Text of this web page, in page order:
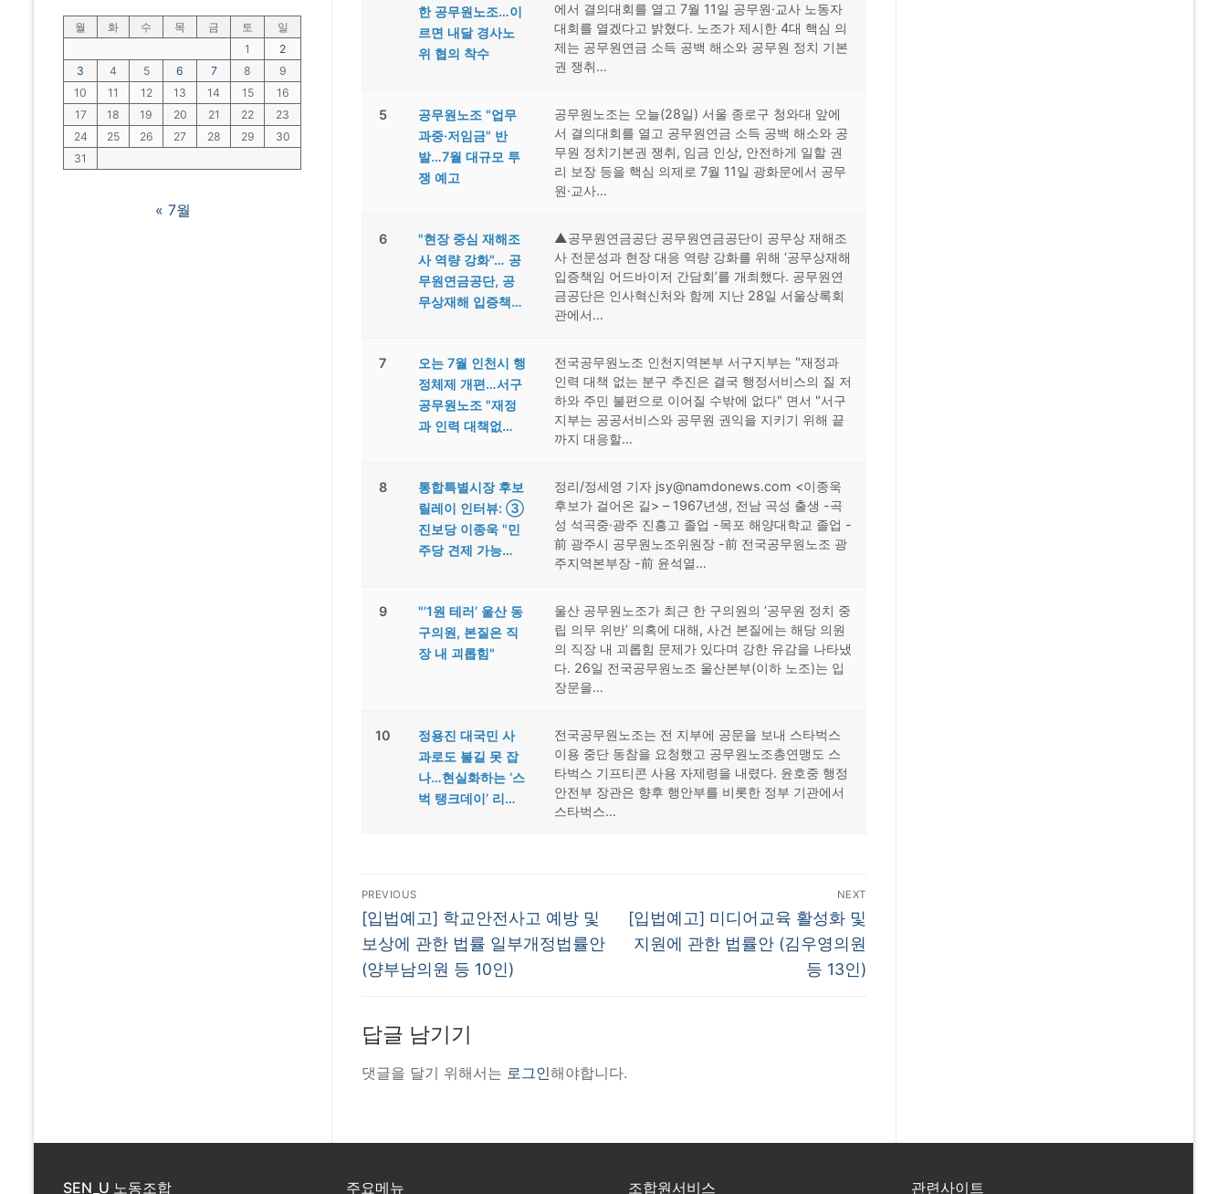
한 공무원노조…이
르면 내달 경사노
위 협의 착수
에서 결의대회를 열고 7월 11일 공무원·교사 노동자
대회를 열겠다고 밝혔다. 노조가 제시한 4대 핵심 의
제는 공무원연금 소득 공백 해소와 공무원 정치 기본
권 쟁취…
5
공무원노조 "업무
과중·저임금" 반
발…7월 대규모 투
쟁 예고
공무원노조는 오늘(28일) 서울 종로구 청와대 앞에
서 결의대회를 열고 공무원연금 소득 공백 해소와 공
무원 정치기본권 쟁취, 임금 인상, 안전하게 일할 권
리 보장 등을 핵심 의제로 7월 11일 광화문에서 공무
원·교사…
6
"현장 중심 재해조
사 역량 강화"… 공
무원연금공단, 공
무상재해 입증책…
▲공무원연금공단 공무원연금공단이 공무상 재해조
사 전문성과 현장 대응 역량 강화를 위해 ‘공무상재해
입증책임 어드바이저 간담회’를 개최했다. 공무원연
금공단은 인사혁신처와 함께 지난 28일 서울상록회
관에서…
7
오는 7월 인천시 행
정체제 개편…서구
공무원노조 "재정
과 인력 대책없…
전국공무원노조 인천지역본부 서구지부는 "재정과
인력 대책 없는 분구 추진은 결국 행정서비스의 질 저
하와 주민 불편으로 이어질 수밖에 없다" 면서 "서구
지부는 공공서비스와 공무원 권익을 지키기 위해 끝
까지 대응할…
8
통합특별시장 후보
릴레이 인터뷰: ③
진보당 이종욱 "민
주당 견제 가능…
정리/정세영 기자 jsy@namdonews.com <이종욱
후보가 걸어온 길> – 1967년생, 전남 곡성 출생 -곡
성 석곡중·광주 진흥고 졸업 -목포 해양대학교 졸업 -
前 광주시 공무원노조위원장 -前 전국공무원노조 광
주지역본부장 -前 윤석열…
9
"’1원 테러’ 울산 동
구의원, 본질은 직
장 내 괴롭힘"
울산 공무원노조가 최근 한 구의원의 ‘공무원 정치 중
립 의무 위반’ 의혹에 대해, 사건 본질에는 해당 의원
의 직장 내 괴롭힘 문제가 있다며 강한 유감을 나타냈
다. 26일 전국공무원노조 울산본부(이하 노조)는 입
장문을…
10
정용진 대국민 사
과로도 불길 못 잡
나…현실화하는 ‘스
벅 탱크데이’ 리…
전국공무원노조는 전 지부에 공문을 보내 스타벅스
이용 중단 동참을 요청했고 공무원노조총연맹도 스
타벅스 기프티콘 사용 자제령을 내렸다. 윤호중 행정
안전부 장관은 향후 행안부를 비롯한 정부 기관에서
스타벅스…
글
탐
색
PREVIOUS
Previous
post:
[입법예고] 학교안전사고 예방 및
보상에 관한 법률 일부개정법률안
(양부남의원 등 10인)
NEXT
Next
post:
[입법예고] 미디어교육 활성화 및
지원에 관한 법률안 (김우영의원
등 13인)
답글 남기기
댓글을 달기 위해서는 로그인해야합니다.
월 화 수 목 금 토
일
1
2
3
4 5 6 7 8
9
10
11 12 13 14 15
16
17
18 19 20 21 22
23
24
25 26 27 28 29
30
31
« 7월
SEN_U 노동조합 주요메뉴 조합원서비스 관련사이트